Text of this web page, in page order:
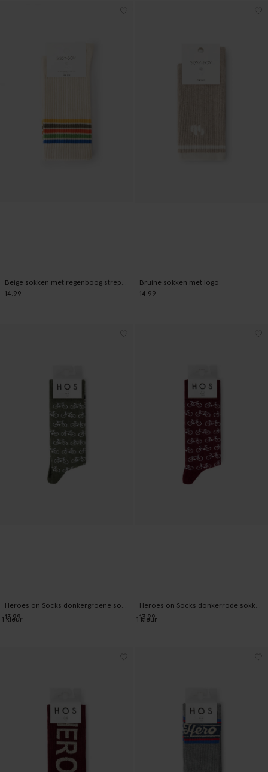
Beige sokken met regenboog strepen
14.99
Bruine sokken met logo
14.99
Heroes on Socks donkergroene sokken met print
13.99
1 kleur
Heroes on Socks donkerrode sokken met print
13.99
1 kleur